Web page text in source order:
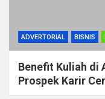
ADVERTORIAL BISNIS
Benefit Kuliah di
Prospek Karir